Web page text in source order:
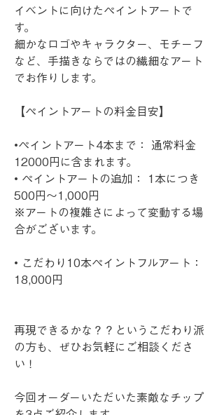
イベントに向けたペイントアートで
す。
細かなロゴやキャラクター、モチーフ
など、手描きならではの繊細なアート
でお作りします。
【ペイントアートの料金目安】
•ペイントアート4本まで： 通常料金
12000円に含まれます。
• ペイントアートの追加： 1本につき
500円〜1,000円
※アートの複雑さによって変動する場
合がございます。
• こだわり10本ペイントフルアート：
18,000円
再現できるかな？？というこだわり派
の方も、ぜひお気軽にご相談くださ
い！
今回オーダーいただいた素敵なチップ